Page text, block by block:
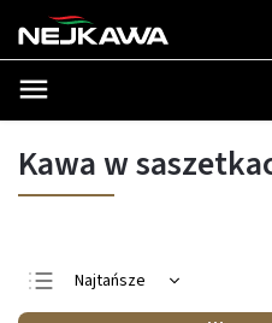
Kawa w
Najtańsze